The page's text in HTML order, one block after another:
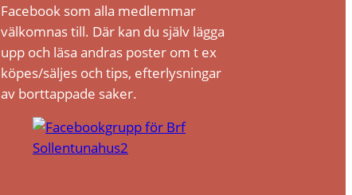
Facebook som alla medlemmar
välkomnas till. Där kan du själv lägga
upp och läsa andras poster om t ex
köpes/säljes och tips, efterlysningar
av borttappade saker.